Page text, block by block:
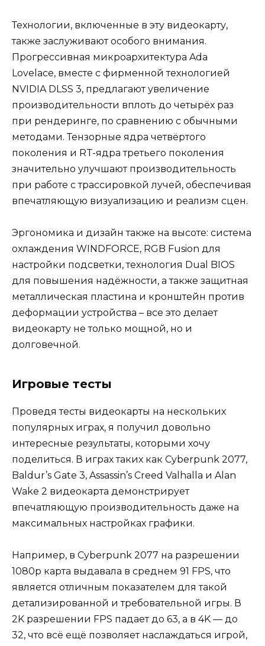
Технологии, включенные в эту видеокарту,
также заслуживают особого внимания.
Прогрессивная микроархитектура Ada
Lovelace, вместе с фирменной технологией
NVIDIA DLSS 3, предлагают увеличение
производительности вплоть до четырёх раз
при рендеринге, по сравнению с обычными
методами. Тензорные ядра четвёртого
поколения и RT-ядра третьего поколения
значительно улучшают производительность
при работе с трассировкой лучей, обеспечивая
впечатляющую визуализацию и реализм сцен.
Эргономика и дизайн также на высоте: система
охлаждения WINDFORCE, RGB Fusion для
настройки подсветки, технология Dual BIOS
для повышения надёжности, а также защитная
металлическая пластина и кронштейн против
деформации устройства – все это делает
видеокарту не только мощной, но и
долговечной.
Игровые тесты
Проведя тесты видеокарты на нескольких
популярных играх, я получил довольно
интересные результаты, которыми хочу
поделиться. В играх таких как Cyberpunk 2077,
Baldur’s Gate 3, Assassin’s Creed Valhalla и Alan
Wake 2 видеокарта демонстрирует
впечатляющую производительность даже на
максимальных настройках графики.
Например, в Cyberpunk 2077 на разрешении
1080p карта выдавала в среднем 91 FPS, что
является отличным показателем для такой
детализированной и требовательной игры. В
2K разрешении FPS падает до 63, а в 4K — до
32, что всё ещё позволяет наслаждаться игрой,